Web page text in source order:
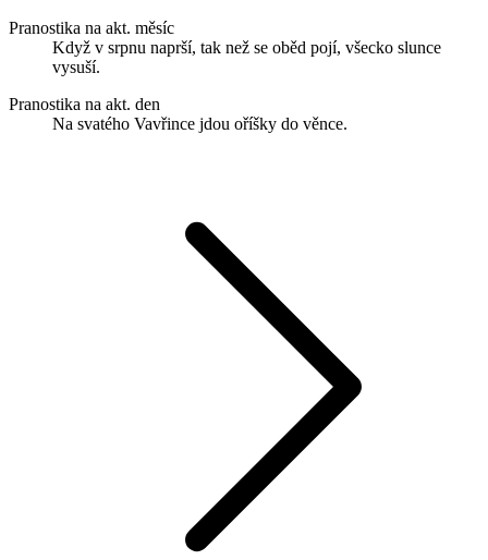
Pranostika na akt. měsíc
Když v srpnu naprší, tak než se oběd pojí, všecko slunce
vysuší.
Pranostika na akt. den
Na svatého Vavřince jdou oříšky do věnce.